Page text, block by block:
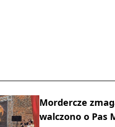
Mordercze
walczono o Pas